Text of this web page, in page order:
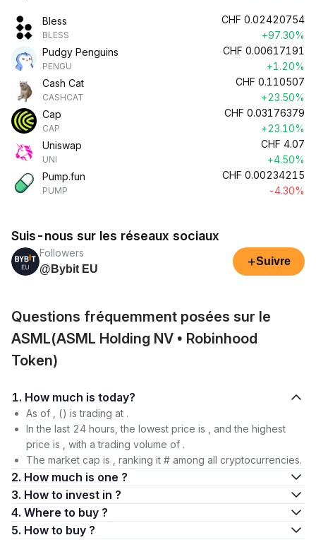
Bless
BLESS
CHF 0.02420754
+97.30%
Pudgy Penguins
PENGU
CHF 0.00617191
+1.20%
Cash Cat
CASHCAT
CHF 0.110507
+23.50%
Cap
CAP
CHF 0.03176379
+23.10%
Uniswap
UNI
CHF 4.07
+4.50%
Pump.fun
PUMP
CHF 0.00234215
-4.30%
Suis-nous sur les réseaux sociaux
Followers
@Bybit EU
+Suivre
Questions fréquemment posées sur le
ASML(ASML Holding NV • Robinhood
Token)
1. How much is today?
As of , () is trading at .
In the last 24 hours, the lowest price is , and the highest
price is , with a trading volume of .
The market cap is , ranking it # among all cryptocurrencies.
2. How much is one ?
3. How to invest in ?
4. Where to buy ?
5. How to buy ?